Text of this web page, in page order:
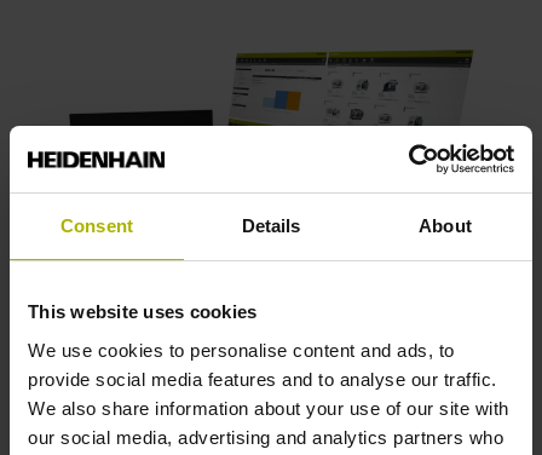
Consent Details About
This website uses cookies
We use cookies to personalise content and ads, to
provide social media features and to analyse our traffic.
We also share information about your use of our site with
our social media, advertising and analytics partners who
Eine digitalisierte Fertigung bringt
den 360° Blick auf Ihren Betrieb. Anwender
werden optimal